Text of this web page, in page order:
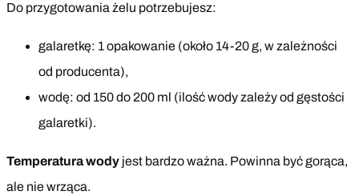
Do przygotowania żelu potrzebujesz:
galaretkę: 1 opakowanie (około 14-20 g, w zależności
od producenta),
wodę: od 150 do 200 ml (ilość wody zależy od gęstości
galaretki).
Temperatura wody jest bardzo ważna. Powinna być gorąca,
ale nie wrząca.